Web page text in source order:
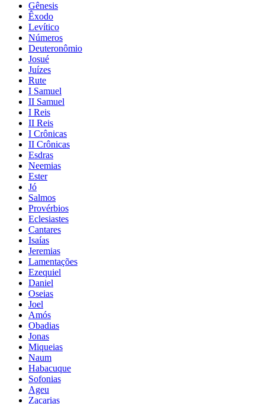
Gênesis
Êxodo
Levítico
Números
Deuteronômio
Josué
Juízes
Rute
I Samuel
II Samuel
I Reis
II Reis
I Crônicas
II Crônicas
Esdras
Neemias
Ester
Jó
Salmos
Provérbios
Eclesiastes
Cantares
Isaías
Jeremias
Lamentações
Ezequiel
Daniel
Oseias
Joel
Amós
Obadias
Jonas
Miqueias
Naum
Habacuque
Sofonias
Ageu
Zacarias